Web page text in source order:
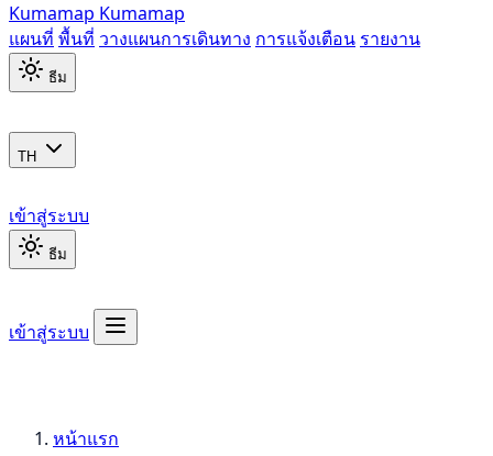
Kumamap Kumamap
แผนที่ พื้นที่ วางแผนการเดินทาง การแจ้งเตือน รายงาน
ธีม
TH
เข้าสู่ระบบ
ธีม
เข้าสู่ระบบ
หน้าแรก